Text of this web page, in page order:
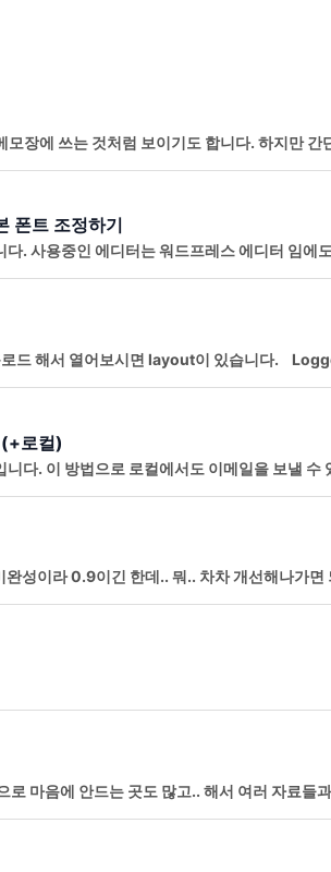
장에 쓰는 것처럼 보이기도 합니다. 하지만 간
폰트 조정하기
. 사용중인 에디터는 워드프레스 에디터 임에
드 해서 열어보시면 layout이 있습니다.
로컬)
다. 이 방법으로 로컬에서도 이메일을 보낼
성이라 0.9이긴 한데.. 뭐.. 차차 개선해나가
마음에 안드는 곳도 많고.. 해서 여러 자료들